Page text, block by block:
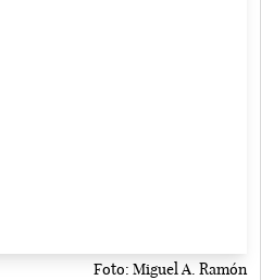
Foto: Miguel A. Ramón